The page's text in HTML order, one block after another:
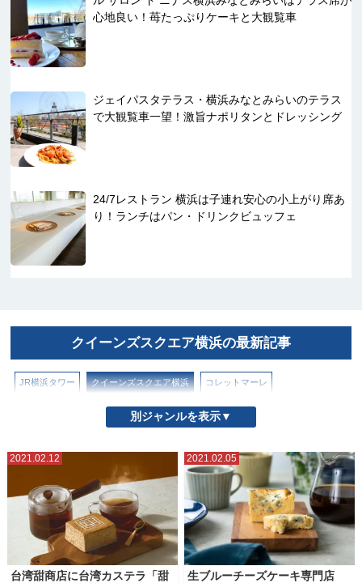
心地良い！苺たっぷりケーキと大観覧車
ジェイパスタテラス・横浜みなとみらいのテラス
で大観覧車一望！激旨ナポリタンとドレッシング
24/7レストラン 横浜は子連れ安心の小上がり席あ
り！ランチはパン・ドリンクビュッフェ
クイーンズスクエア横浜の最新記事
JR横浜タワー クイーンズスクエア横浜 コレットマーレ
シァル（CIAL）横浜 スカイビル
マークイズみなとみらい
マリンアンドウォークヨコハマ ラクシスフロント（横浜市役所）
ららぽーと横浜 ランドマークプラザ ルミネ横浜
三井アウトレットパーク横浜ベイサイド 横浜グランゲート
別ジャンルを表示▼
2021.02.12
台湾甜商店に台湾カステラ「甜
2021.02.05
生ブルーチーズケーキ専門店